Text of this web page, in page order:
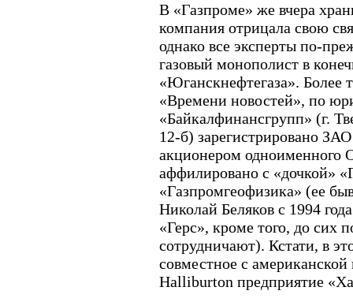
В «Газпроме» же вчера
компания отрицала свою
однако все эксперты по-
газовый монополист в
«Юганскнефтегаза». Более
«Времени новостей», по
«Байкалфинансгрупп» (г.
12-б) зарегистрировано
акционером одноименного
аффилировано с «дочкой»
«Газпромгеофизика» (ее
Николай Беляков с 1994
«Герс», кроме того, до сих
сотрудничают). Кстати, в
совместное с
Halliburton предприятие